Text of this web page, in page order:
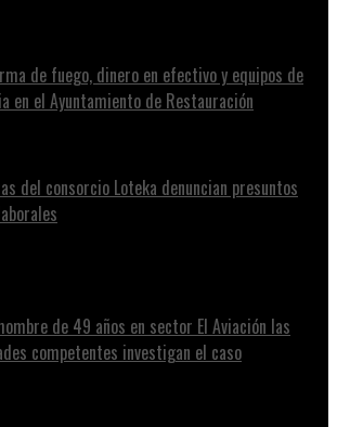
de fuego, dinero en efectivo y equipos de
en el Ayuntamiento de Restauración
del consorcio Loteka denuncian presuntos
de 49 años en sector El Aviación las
competentes investigan el caso